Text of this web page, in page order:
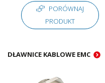
PORÓWNAJ
PRODUKT
DŁAWNICE KABLOWE EMC